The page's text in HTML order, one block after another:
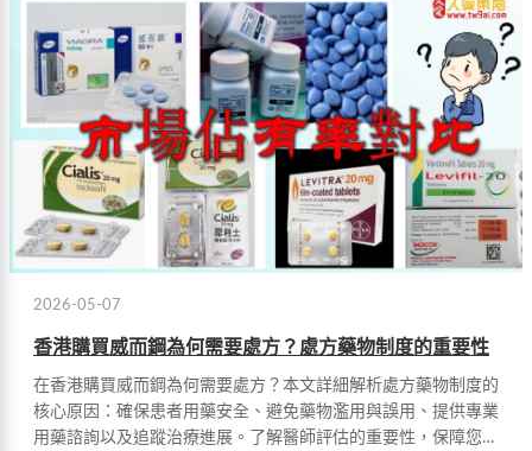
2026-05-07
香港購買威而鋼為何需要處方？處方藥物制度的重要性
在香港購買威而鋼為何需要處方？本文詳細解析處方藥物制度的
核心原因：確保患者用藥安全、避免藥物濫用與誤用、提供專業
用藥諮詢以及追蹤治療進展。了解醫師評估的重要性，保障您的